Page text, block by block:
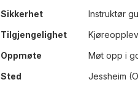
Sikkerhet
Instruktør
Tilgjengelighet
Oppmøte
Møt opp i
Sted
Jessheim